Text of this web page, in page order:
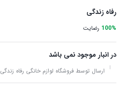
رفاه زندگی
100% رضایت
در انبار موجود نمی باشد
ارسال توسط فروشگاه لوازم خانگی رفاه زندگی